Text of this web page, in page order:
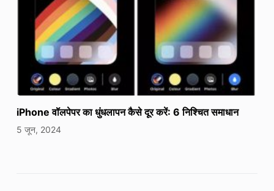
iPhone वॉलपेपर का धुंधलापन कैसे दूर करें: 6 निश्चित समाधान
5 जून, 2024